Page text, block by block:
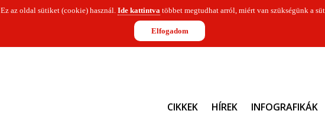
Ez az oldal sütiket (cookie) használ. Ide kattintvatöbbet megtudhat arról, miért van szükségünk a
Elfogadom
CIKKEK HÍREK INFOGRAFIKÁK